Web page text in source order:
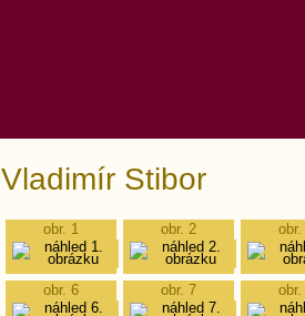
Vladimír Stibor
obr. 1 obr. 2 obr.
obr. 6 obr. 7 obr.